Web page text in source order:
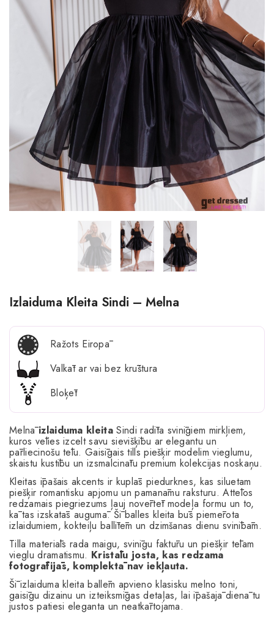
Izlaiduma Kleita Sindi – Melna
Ražots Eiropā
Valkāt ar vai bez krūštura
Bloķēt
Melnāizlaiduma kleita Sindi radīta svinīgiem mirkļiem,
kuros vēlies izcelt savu sievišķību ar elegantu un
pārliecinošu tēlu. Gaisīgais tills piešķir modelim vieglumu,
skaistu kustību un izsmalcinātu premium kolekcijas noskaņu.
Kleitas īpašais akcents ir kuplās piedurknes, kas siluetam
piešķir romantisku apjomu un pamanāmu raksturu. Attēlos
redzamais piegriezums ļauj novērtēt modeļa formu un to,
kā tas izskatās augumā. Šī balles kleita būs piemērota
izlaidumiem, kokteiļu ballītēm un dzimšanas dienu svinībām.
Tilla materiāls rada maigu, svinīgu faktūru un piešķir tēlam
vieglu dramatismu. Kristālu josta, kas redzama
fotogrāfijās, komplektā nav iekļauta.
Šī izlaiduma kleita ballēm apvieno klasisku melno toni,
gaisīgu dizainu un izteiksmīgas detaļas, lai īpašajā dienā tu
justos patiesi eleganta un neatkārtojama.